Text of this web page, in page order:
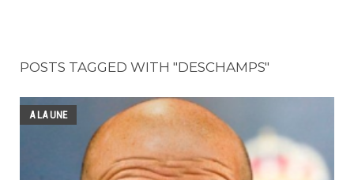
POSTS TAGGED WITH "DESCHAMPS"
A LA UNE